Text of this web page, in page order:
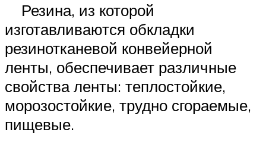
Резина, из которой
изготавливаются обкладки
резинотканевой конвейерной
ленты, обеспечивает различные
свойства ленты: теплостойкие,
морозостойкие, трудно сгораемые,
пищевые.